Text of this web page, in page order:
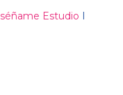
Estudio I